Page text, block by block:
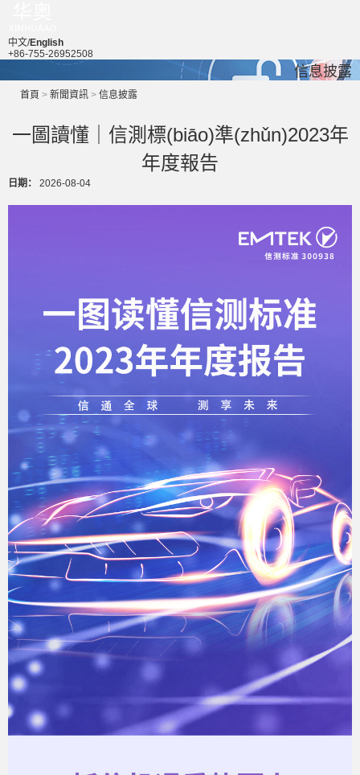
中文/English
+86-755-26952508
信息披露
首頁 > 新聞資訊 > 信息披露
一圖讀懂｜信測標(biāo)準(zhǔn)2023年
年度報告
日期： 2026-08-04